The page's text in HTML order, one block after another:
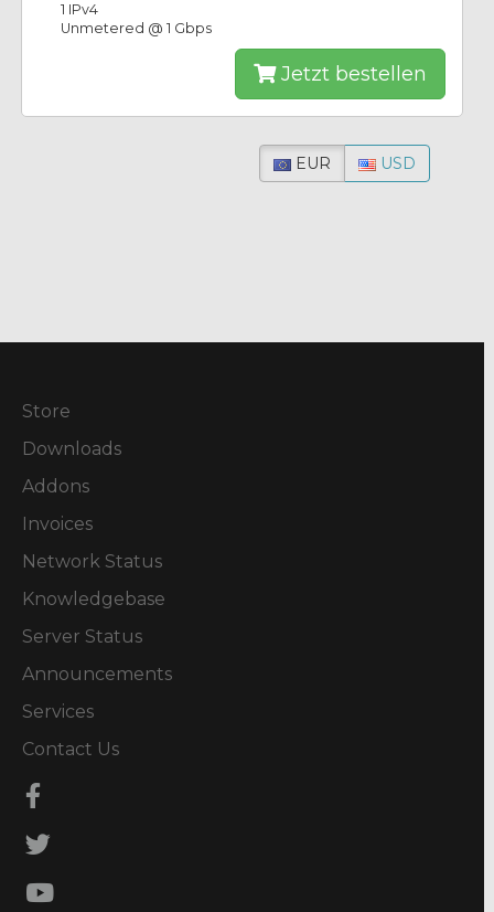
1 IPv4
Unmetered @ 1 Gbps
Jetzt bestellen
EUR USD
Store
Downloads
Addons
Invoices
Network Status
Knowledgebase
Server Status
Announcements
Services
Contact Us